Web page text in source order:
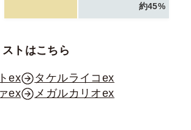
約45%
トはこちら
ex
タケルライコex
ex
メガルカリオex